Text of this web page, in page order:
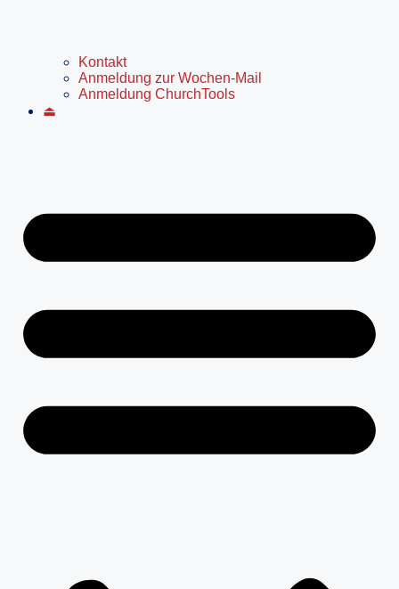
Kontakt
Anmeldung zur Wochen-Mail
Anmeldung ChurchTools
⏏